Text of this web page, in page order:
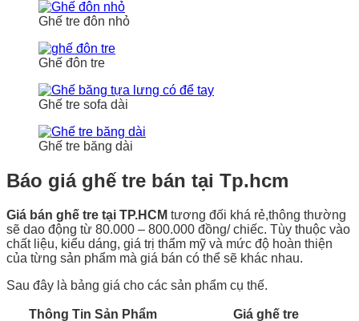
Ghế tre đôn nhỏ
Ghế đôn tre
Ghế tre sofa dài
Ghế tre băng dài
Báo giá ghế tre bán tại Tp.hcm
Giá bán ghế tre tại TP.HCM tương đối khá rẻ,thông thường
sẽ dao động từ 80.000 – 800.000 đồng/ chiếc. Tùy thuộc vào
chất liệu, kiểu dáng, giá trị thẩm mỹ và mức độ hoàn thiện
của từng sản phẩm mà giá bán có thể sẽ khác nhau.
Sau đây là bảng giá cho các sản phẩm cụ thế.
Thông Tin Sản Phẩm
Giá ghế tre